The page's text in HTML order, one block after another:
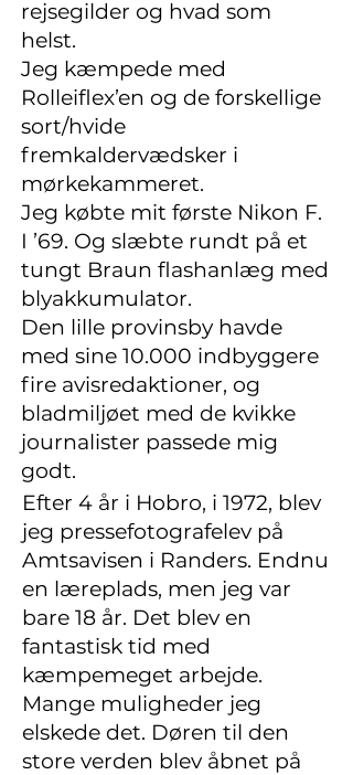
rejsegilder og hvad som
helst.
Jeg kæmpede med
Rolleiflex’en og de forskellige
sort/hvide
fremkaldervædsker i
mørkekammeret.
Jeg købte mit første Nikon F.
I ’69. Og slæbte rundt på et
tungt Braun flashanlæg med
blyakkumulator.
Den lille provinsby havde
med sine 10.000 indbyggere
fire avisredaktioner, og
bladmiljøet med de kvikke
journalister passede mig
godt.
Efter 4 år i Hobro, i 1972, blev
jeg pressefotografelev på
Amtsavisen i Randers. Endnu
en læreplads, men jeg var
bare 18 år. Det blev en
fantastisk tid med
kæmpemeget arbejde.
Mange muligheder jeg
elskede det. Døren til den
store verden blev åbnet på